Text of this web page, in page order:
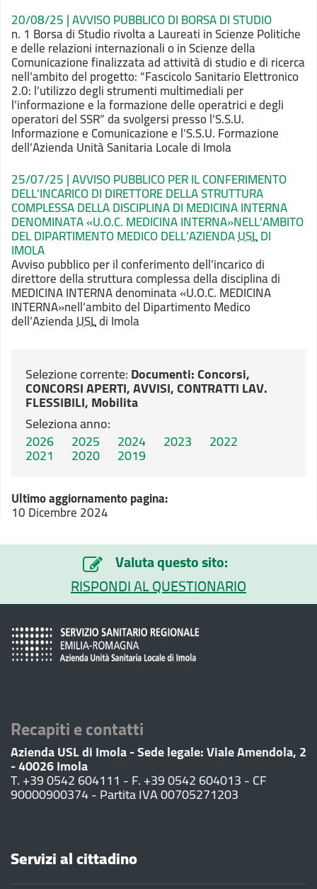
20/08/25 | AVVISO PUBBLICO DI BORSA DI STUDIO
n. 1 Borsa di Studio rivolta a Laureati in Scienze Politiche
e delle relazioni internazionali o in Scienze della
Comunicazione finalizzata ad attività di studio e di ricerca
nell’ambito del progetto: “Fascicolo Sanitario Elettronico
2.0: l’utilizzo degli strumenti multimediali per
l’informazione e la formazione delle operatrici e degli
operatori del SSR” da svolgersi presso l’S.S.U.
Informazione e Comunicazione e l’S.S.U. Formazione
dell’Azienda Unità Sanitaria Locale di Imola
25/07/25 | AVVISO PUBBLICO PER IL CONFERIMENTO
DELL’INCARICO DI DIRETTORE DELLA STRUTTURA
COMPLESSA DELLA DISCIPLINA DI MEDICINA INTERNA
DENOMINATA «U.O.C. MEDICINA INTERNA»NELL’AMBITO
DEL DIPARTIMENTO MEDICO DELL’AZIENDAUSLDI
IMOLA
Avviso pubblico per il conferimento dell’incarico di
direttore della struttura complessa della disciplina di
MEDICINA INTERNA denominata «U.O.C. MEDICINA
INTERNA»nell’ambito del Dipartimento Medico
dell’AziendaUSLdi Imola
Selezione corrente:Documenti: Concorsi,
CONCORSI APERTI, AVVISI, CONTRATTI LAV.
FLESSIBILI, Mobilita
Seleziona anno:
2026 2025 2024 2023 2022
2021 2020 2019
Ultimo aggiornamento pagina:
10 Dicembre 2024
Valuta questo sito:
RISPONDI AL QUESTIONARIO
Recapiti e contatti
Azienda USL di Imola - Sede legale: Viale Amendola, 2
- 40026 Imola
T. +39 0542 604111 - F. +39 0542 604013 - CF
90000900374 - Partita IVA 00705271203
Servizi al cittadino